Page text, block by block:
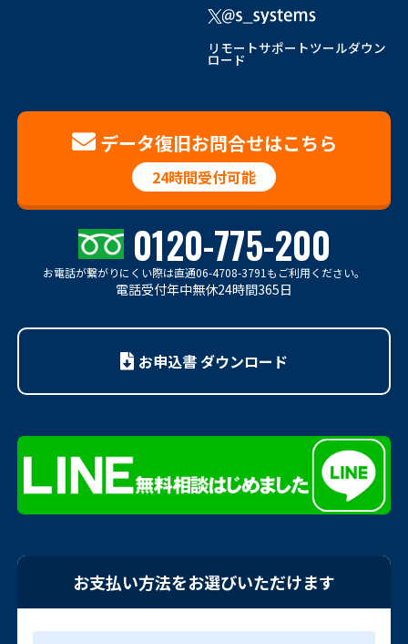
リモートサポートツールダウン
ロード
データ復旧お問合せはこちら
24時間受付可能
0120-775-200
お電話が繋がりにくい際は直通06-4708-3791もご利用ください。
電話受付年中無休24時間365日
お申込書 ダウンロード
お支払い方法をお選びいただけます